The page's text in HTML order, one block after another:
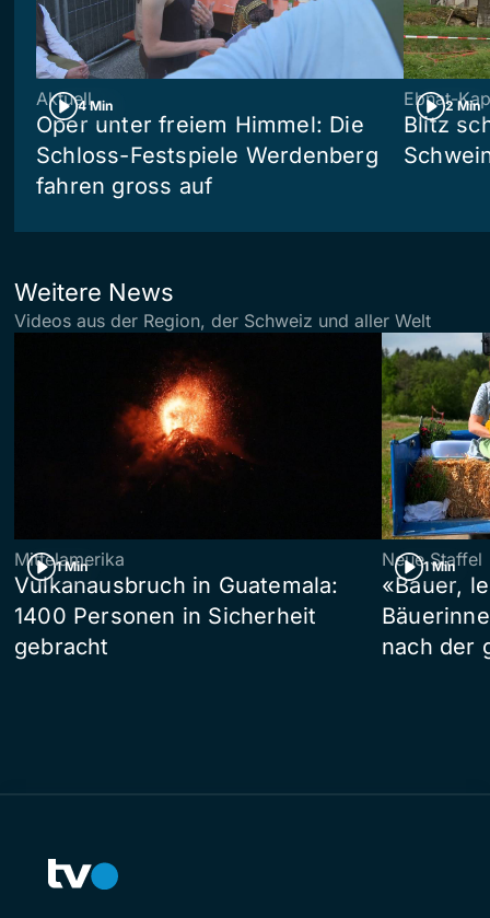
4 Min
Aktuell
Oper unter freiem Himmel: Die
Schloss-Festspiele Werdenberg
fahren gross auf
2 Min
Ebnat-
Blitz
Weitere News
Videos aus der Region, der Schweiz und aller Welt
1 Min
Mittelamerika
Vulkanausbruch in Guatemala:
1400 Personen in Sicherheit
gebracht
1 Min
Neue Staffel
«Bauer,
nach der